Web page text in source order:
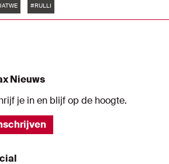
komen tegen FC Twente. Daarin
Rulli zijn rol te pakken. "Ik zeg
dat is niet zo."
#RULLI
Nieuws
je in en blijf op de hoogte.